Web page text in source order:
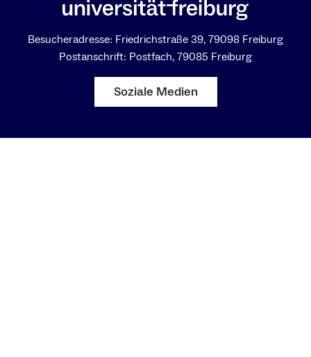
Besucheradresse: Friedrichstraße 39, 79098 Freiburg
Postanschrift: Postfach, 79085 Freiburg
Soziale Medien